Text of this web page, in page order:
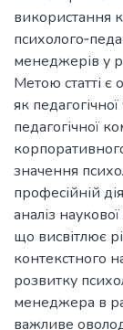
використання
менеджерів у
Метою статті є
як
педагогічної
значення
професійній
аналіз
що висвітлює
контекстного
розвитку
менеджера в
важливе